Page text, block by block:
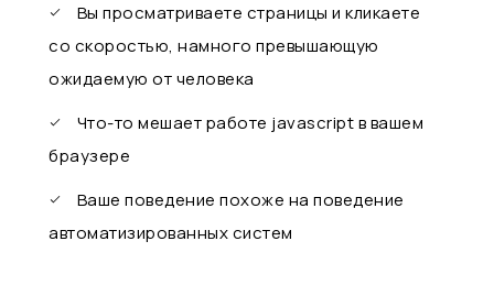
Вы просматриваете страницы и кликаете
со скоростью, намного превышающую
ожидаемую от человека
Что-то мешает работе javascript в вашем
браузере
Ваше поведение похоже на поведение
автоматизированных систем